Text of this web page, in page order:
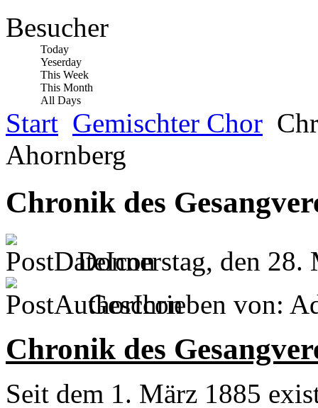
Besucher
Today
Yeserday
This Week
This Month
All Days
Start Gemischter Chor
Ahornberg
Chronik des
Donnerstag, den
Geschrieben von:
Chronik des
Seit dem 1. März 1885